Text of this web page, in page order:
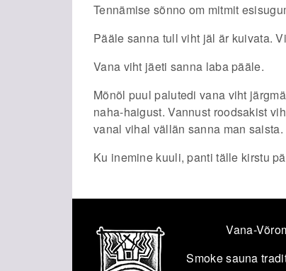
Tennämise sõnno om mitmit
Pääle sanna tull viht jäl är kuivata.
Vana viht jäeti sanna laba pääle.
Mõnõl puul palutedi vana viht
naha-haigust. Vannust roodsakist
vanal vihal vällän sanna man saista.
Ku inemine kuuli, panti tälle kirstu
Vana-
Smoke sauna